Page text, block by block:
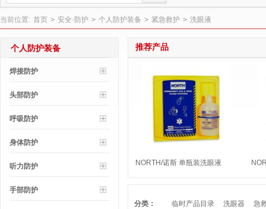
当前位置: 首页 > 安全·防护 > 个人防护装备 > 紧急救护 > 洗眼液
推荐产品
NORTH/诺斯 单瓶装洗眼液
分类： 临时产品目录 洗眼器 急
个人防护装备
焊接防护
头部防护
呼吸防护
身体防护
听力防护
手部防护